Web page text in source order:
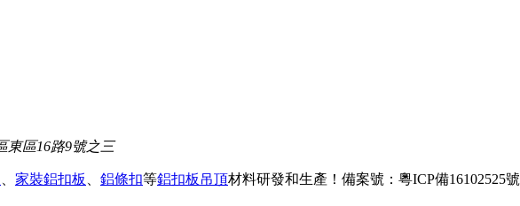
東區16路9號之三
家裝鋁扣板 鋁條扣等鋁扣板吊頂材料研發和生產！ 備案號：粵ICP備16102525號